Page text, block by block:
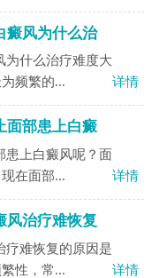
癜风为什么治
为什么治疗难度大
频繁的...
详情
面部患上白癜
患上白癜风呢？面
在面部...
详情
风治疗难恢复
疗难恢复的原因是
性，常...
详情